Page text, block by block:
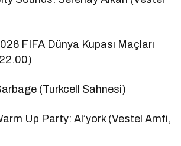
FIFA Dünya Kupası Maçları
(Turkcell Sahnesi)
Up Party: Al’york (Vestel Amfi,